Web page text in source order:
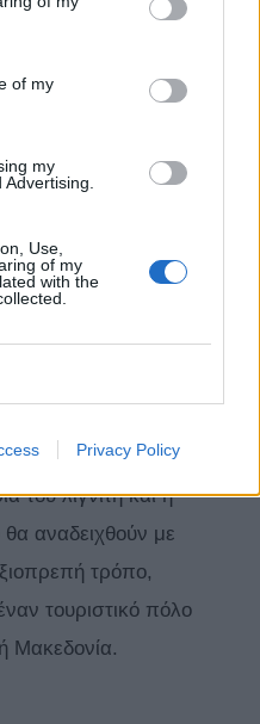
of my
my
Use,
of my
with the
Privacy Policy
βιομηχανικά κτίρια,
και εγκαταστάσεις
αξίας.
και εξοπλισμός
βιομηχανικά
θα εκτεθούν στον χώρο
της πρόνοιας, θα
εμβληματικοί
που αποσύρθηκαν,
περιοχή ως μόνιμα
του λιγνίτη και η
θα αναδειχθούν με
τρόπο,
τουριστικό πόλο
Μακεδονία.